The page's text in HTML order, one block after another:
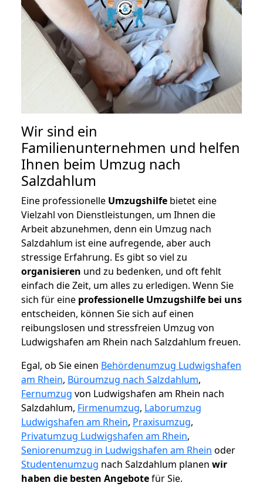
Wir sind ein
Familienunternehmen und helfen
Ihnen beim Umzug nach
Salzdahlum
Eine professionelle Umzugshilfe bietet eine
Vielzahl von Dienstleistungen, um Ihnen die
Arbeit abzunehmen, denn ein Umzug nach
Salzdahlum ist eine aufregende, aber auch
stressige Erfahrung. Es gibt so viel zu
organisieren und zu bedenken, und oft fehlt
einfach die Zeit, um alles zu erledigen. Wenn Sie
sich für eine professionelle Umzugshilfe bei uns
entscheiden, können Sie sich auf einen
reibungslosen und stressfreien Umzug von
Ludwigshafen am Rhein nach Salzdahlum freuen.
Egal, ob Sie einen Behördenumzug Ludwigshafen
am Rhein, Büroumzug nach Salzdahlum,
Fernumzug von Ludwigshafen am Rhein nach
Salzdahlum, Firmenumzug, Laborumzug
Ludwigshafen am Rhein, Praxisumzug,
Privatumzug Ludwigshafen am Rhein,
Seniorenumzug in Ludwigshafen am Rhein oder
Studentenumzug nach Salzdahlum planen wir
haben die besten Angebotefür Sie.